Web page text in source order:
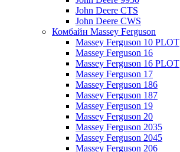
John Deere CTS
John Deere CWS
Комбайн Massey Ferguson
Massey Ferguson 10 PLOT
Massey Ferguson 16
Massey Ferguson 16 PLOT
Massey Ferguson 17
Massey Ferguson 186
Massey Ferguson 187
Massey Ferguson 19
Massey Ferguson 20
Massey Ferguson 2035
Massey Ferguson 2045
Massey Ferguson 206